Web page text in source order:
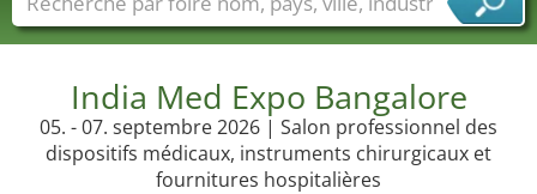
India Med Expo Bangalore
05. - 07. septembre 2026 | Salon professionnel des
dispositifs médicaux, instruments chirurgicaux et
fournitures hospitalières
Foire noms Pays Villes
Secteurs de foire